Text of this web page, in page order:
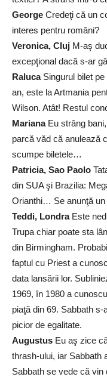
George Credeţi că un
interes pentru români?
Veronica, Cluj M-aş
excepţional dacă s-ar
Raluca Singurul bilet
an, este la Artmania
Wilson. Atât! Restul
Mariana Eu strâng
parcă văd că anulează
scumpe biletele…
Patricia, Sao Paolo
din SUA şi Brazilia:
Orianthi… Se anunţă un
Teddi, Londra Este
Trupa chiar poate sta
din Birmingham.
faptul cu Priest a
data lansării lor.
1969, în 1980 a
piaţă din 69. Sabbath
picior de egalitate.
Augustus Eu aş zice
thrash-ului, iar Sabbath
Sabbath se vede că vin